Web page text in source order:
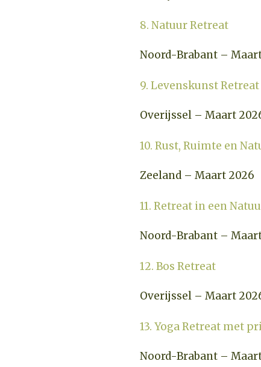
8. Natuur Retreat
Noord-Brabant –
9. Levenskunst Retreat
Overijssel – Maart
10. Rust, Ruimte en
Zeeland – Maart 2026
11. Retreat in een
Noord-Brabant –
12. Bos Retreat
Overijssel – Maart
13. Yoga Retreat met
Noord-Brabant –